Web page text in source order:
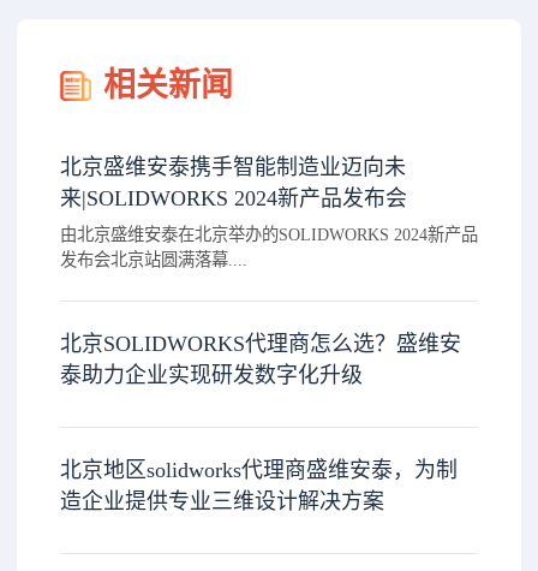
相关新闻
北京盛维安泰携手智能制造业迈向未
来|SOLIDWORKS 2024新产品发布会
由北京盛维安泰在北京举办的SOLIDWORKS 2024新产品
发布会北京站圆满落幕....
北京SOLIDWORKS代理商怎么选？盛维安
泰助力企业实现研发数字化升级
北京地区solidworks代理商盛维安泰，为制
造企业提供专业三维设计解决方案